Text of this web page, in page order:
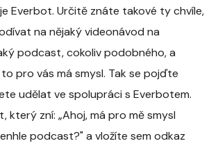
Everbot. Určitě znáte takové ty chvíle,
na nějaký videonávod na
podcast, cokoliv podobného, a
pro vás má smysl. Tak se pojďte
udělat ve spolupráci s Everbotem.
který zní: „Ahoj, má pro mě smysl
podcast?" a vložíte sem odkaz